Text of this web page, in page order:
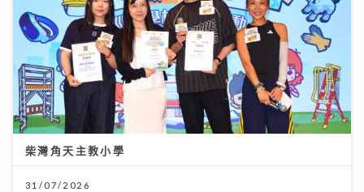
柴灣角天主教小學
31/07/2026